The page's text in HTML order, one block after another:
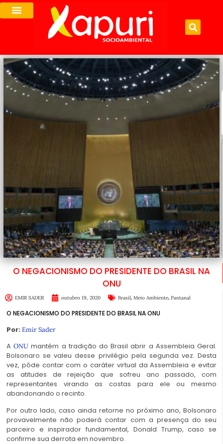
O NEGACIONISMO DO PRESIDENTE DO BRASIL NA
ONU
EMIR SADER outubro 19, 2020 Brasil, Meio Ambiente, Pantanal
O NEGACIONISMO DO PRESIDENTE DO BRASIL NA ONU
Por: Emir Sader
AONU mantém a tradição do Brasil abrir a Assembleia Geral.
Bolsonaro se valeu desse privilégio pela segunda vez. Desta
vez, pôde contar com o caráter virtual da Assembleia e evitar
as atitudes de rejeição que sofreu ano passado, com
representantes virando as costas para ele ou mesmo
abandonando o recinto.
Por outro lado, caso ainda retorne no próximo ano, Bolsonaro
provavelmente não poderá contar com a presença do seu
parceiro e inspirador fundamental, Donald Trump, caso se
confirme sua derrota em novembro.